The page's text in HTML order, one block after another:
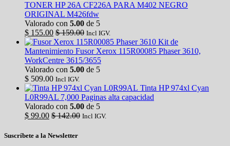
TONER HP 26A CF226A PARA M402 NEGRO
ORIGINAL M426fdw
Valorado con 5.00 de 5
$ 155.00 $159.00 Incl IGV.
Kit de
Mantenimiento Fusor Xerox 115R00085 Phaser 3610,
WorkCentre 3615/3655
Valorado con 5.00 de 5
$ 509.00 Incl IGV.
Tinta HP 974xl Cyan
L0R99AL 7,000 Paginas alta capacidad
Valorado con 5.00 de 5
$ 99.00 $142.00 Incl IGV.
Suscríbete a la Newsletter